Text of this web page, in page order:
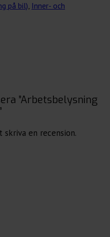
på bil), Inner- och
”Arbetsbelysning
en recension.